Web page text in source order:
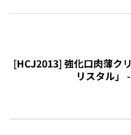
[HCJ2013] 強化口肉薄ク
リスタル」